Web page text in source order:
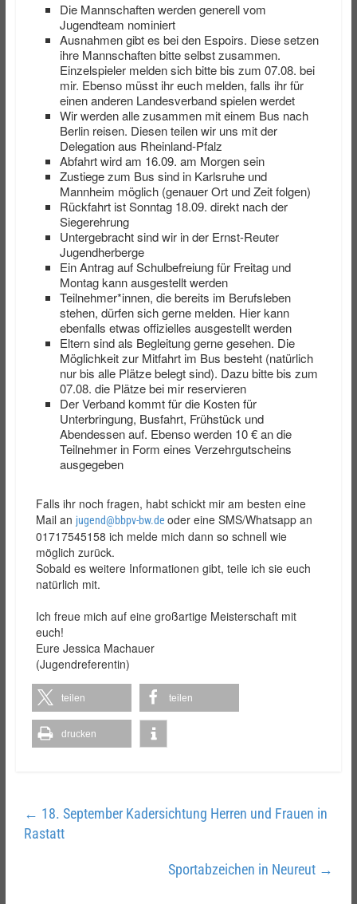
Die Mannschaften werden generell vom
Jugendteam nominiert
Ausnahmen gibt es bei den Espoirs. Diese setzen
ihre Mannschaften bitte selbst zusammen.
Einzelspieler melden sich bitte bis zum 07.08. bei
mir. Ebenso müsst ihr euch melden, falls ihr für
einen anderen Landesverband spielen werdet
Wir werden alle zusammen mit einem Bus nach
Berlin reisen. Diesen teilen wir uns mit der
Delegation aus Rheinland-Pfalz
Abfahrt wird am 16.09. am Morgen sein
Zustiege zum Bus sind in Karlsruhe und
Mannheim möglich (genauer Ort und Zeit folgen)
Rückfahrt ist Sonntag 18.09. direkt nach der
Siegerehrung
Untergebracht sind wir in der Ernst-Reuter
Jugendherberge
Ein Antrag auf Schulbefreiung für Freitag und
Montag kann ausgestellt werden
Teilnehmer*innen, die bereits im Berufsleben
stehen, dürfen sich gerne melden. Hier kann
ebenfalls etwas offizielles ausgestellt werden
Eltern sind als Begleitung gerne gesehen. Die
Möglichkeit zur Mitfahrt im Bus besteht (natürlich
nur bis alle Plätze belegt sind). Dazu bitte bis zum
07.08. die Plätze bei mir reservieren
Der Verband kommt für die Kosten für
Unterbringung, Busfahrt, Frühstück und
Abendessen auf. Ebenso werden 10 € an die
Teilnehmer in Form eines Verzehrgutscheins
ausgegeben
Falls ihr noch fragen, habt schickt mir am besten eine
Mail an jugend@bbpv-bw.de oder eine SMS/Whatsapp an
01717545158 ich melde mich dann so schnell wie
möglich zurück.
Sobald es weitere Informationen gibt, teile ich sie euch
natürlich mit.
Ich freue mich auf eine großartige Meisterschaft mit
euch!
Eure Jessica Machauer
(Jugendreferentin)
teilen teilen
drucken
← 18. September Kadersichtung Herren und Frauen in
Rastatt
Sportabzeichen in Neureut →